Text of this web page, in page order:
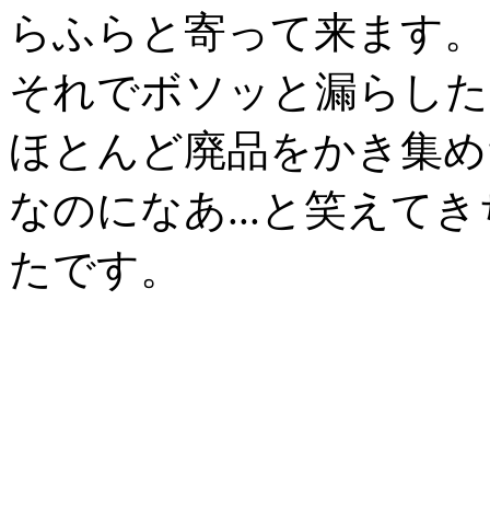
らふらと寄って来ます。
それでボソッと漏らし
ほとんど廃品をかき集
なのになあ...と笑えて
たです。